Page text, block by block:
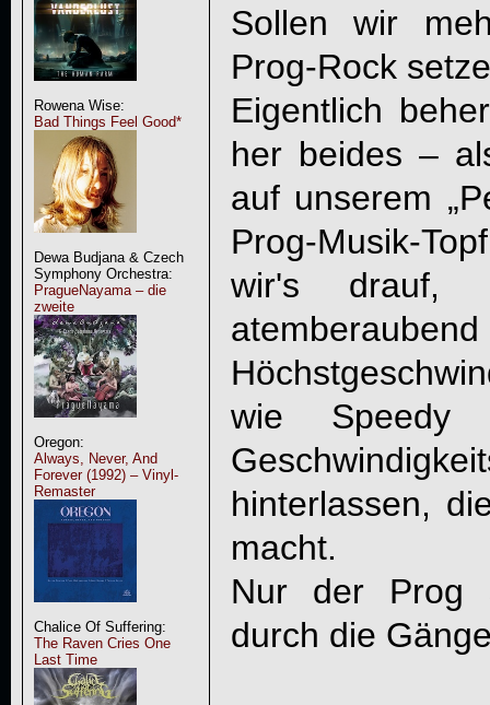
Rowena Wise:
Bad Things Feel Good*
Dewa Budjana & Czech
Symphony Orchestra:
PragueNayama – die
zweite
Oregon:
Always, Never, And
Forever (1992) – Vinyl-
Remaster
Chalice Of Suffering:
The Raven Cries One
Last Time
Sollen wir
Prog-Rock
Eigentlich
her beides –
auf unserem
Prog-Musik-
wir's drauf,
wie Speedy
hinterlassen,
macht.
Nur der Prog
durch die